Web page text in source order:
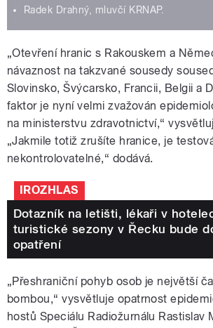
Radek Drahný, mluvčí KRNAP.
„Otevření hranic s Rakouskem a
návaznost na takzvané sousedy
Slovinsko, Švýcarsko, Francii, Belgii a
faktor je nyní velmi zvažován
na ministerstvu zdravotnictví,“
„Jakmile totiž zrušíte hranice, je
nekontrolovatelné,“ dodává.
IROZHLAS
Dotazník na letišti, lékaři v
turistické sezony v Řecku bude
opatření
„Přeshraniční pohyb osob je největší
bombou,“ vysvětluje opatrnost
hostů Speciálu Radiožurnálu Rastislav